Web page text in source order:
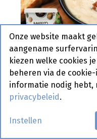
Archiduc Fin
Actief
Onze website maakt
aangename
kiezen welke cookies
beheren via de
informatie nodig hebt,
privacybeleid .
Instellen